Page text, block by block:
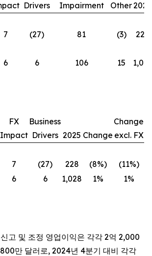
Drivers Impairment Other2025
7 (27) 81 (3)
220
6 6 106 15 1,016
FX
Impact
Business
Drivers 2025 Change
Change
excl. FX
7 (27) 228 (8%)
(11%)
6 6 1,028 1% 1%
고 및 조정 영업이익은 각각 2억 2,000
만 달러로, 2024년 4분기 대비 각각